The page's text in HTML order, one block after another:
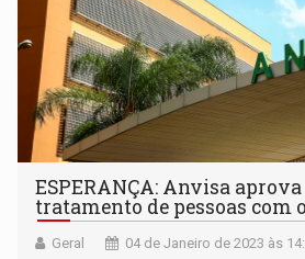
ESPERANÇA: Anvisa
tratamento de pessoas com
Geral 04 de Janeiro de 2023 às